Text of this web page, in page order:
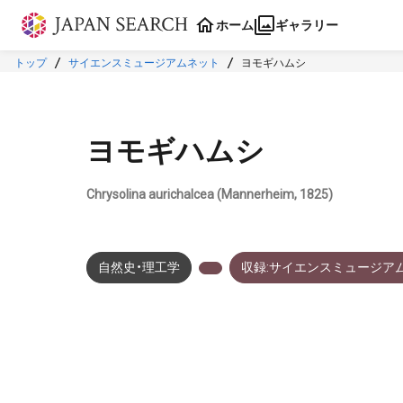
本文に飛ぶ
ホーム ギャラリー
トップ サイエンスミュージアムネット ヨモギハムシ
ヨモギハムシ
Chrysolina aurichalcea (Mannerheim, 1825)
自然史・理工学 収録:サイエンスミュージア